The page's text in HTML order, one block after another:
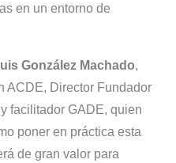
en un entorno de
González Machado,
ACDE, Director Fundador
facilitador GADE, quien
poner en práctica esta
de gran valor para